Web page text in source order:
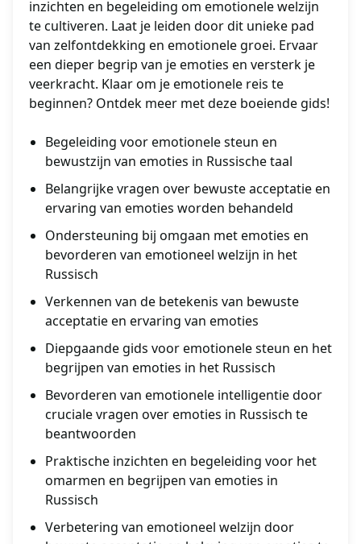
inzichten en begeleiding om emotionele welzijn
te cultiveren. Laat je leiden door dit unieke pad
van zelfontdekking en emotionele groei. Ervaar
een dieper begrip van je emoties en versterk je
veerkracht. Klaar om je emotionele reis te
beginnen? Ontdek meer met deze boeiende gids!
Begeleiding voor emotionele steun en
bewustzijn van emoties in Russische taal
Belangrijke vragen over bewuste acceptatie en
ervaring van emoties worden behandeld
Ondersteuning bij omgaan met emoties en
bevorderen van emotioneel welzijn in het
Russisch
Verkennen van de betekenis van bewuste
acceptatie en ervaring van emoties
Diepgaande gids voor emotionele steun en het
begrijpen van emoties in het Russisch
Bevorderen van emotionele intelligentie door
cruciale vragen over emoties in Russisch te
beantwoorden
Praktische inzichten en begeleiding voor het
omarmen en begrijpen van emoties in
Russisch
Verbetering van emotioneel welzijn door